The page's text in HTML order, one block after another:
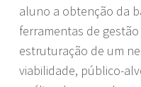
aluno a obtenção da
ferramentas de
estruturação de um
viabilidade, público-